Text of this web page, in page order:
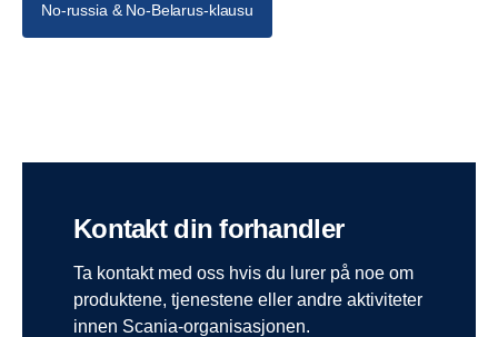
No-russia & No-Belarus-klausu
Kontakt din forhandler
Ta kontakt med oss hvis du lurer på noe om
produktene, tjenestene eller andre aktiviteter
innen Scania-organisasjonen.